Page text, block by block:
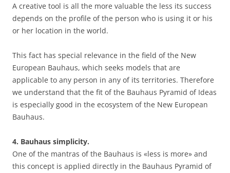
A creative tool is all the more valuable the less its success
depends on the profile of the person who is using it or his
or her location in the world.
This fact has special relevance in the field of the New
European Bauhaus, which seeks models that are
applicable to any person in any of its territories. Therefore
we understand that the fit of the Bauhaus Pyramid of Ideas
is especially good in the ecosystem of the New European
Bauhaus.
4. Bauhaus simplicity.
One of the mantras of the Bauhaus is «less is more» and
this concept is applied directly in the Bauhaus Pyramid of